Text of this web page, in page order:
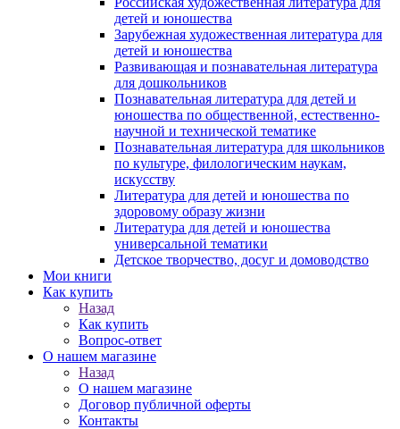
детей и юношества
Зарубежная художественная литература для
детей и юношества
Развивающая и познавательная литература
для дошкольников
Познавательная литература для детей и
юношества по общественной, естественно-
научной и технической тематике
Познавательная литература для школьников
по культуре, филологическим наукам,
искусству
Литература для детей и юношества по
здоровому образу жизни
Литература для детей и юношества
универсальной тематики
Детское творчество, досуг и домоводство
Мои книги
Как купить
Назад
Как купить
Вопрос-ответ
О нашем магазине
Назад
О нашем магазине
Договор публичной оферты
Контакты